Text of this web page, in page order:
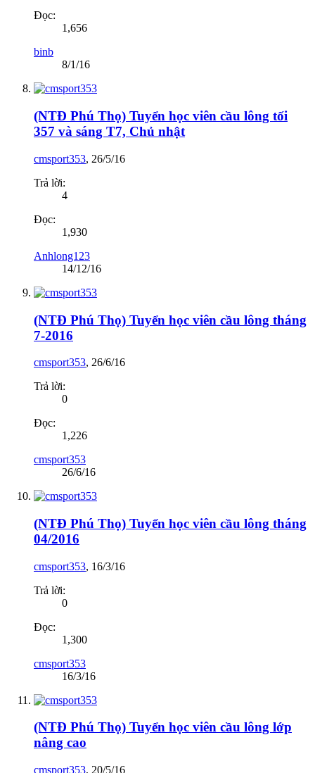
Đọc:
1,656
binb
8/1/16
(NTĐ Phú Thọ) Tuyển học viên cầu lông tối
357 và sáng T7, Chủ nhật
cmsport353, 26/5/16
Trả lời:
4
Đọc:
1,930
Anhlong123
14/12/16
(NTĐ Phú Thọ) Tuyển học viên cầu lông tháng
7-2016
cmsport353, 26/6/16
Trả lời:
0
Đọc:
1,226
cmsport353
26/6/16
(NTĐ Phú Thọ) Tuyển học viên cầu lông tháng
04/2016
cmsport353, 16/3/16
Trả lời:
0
Đọc:
1,300
cmsport353
16/3/16
(NTĐ Phú Thọ) Tuyển học viên cầu lông lớp
nâng cao
cmsport353, 20/5/16